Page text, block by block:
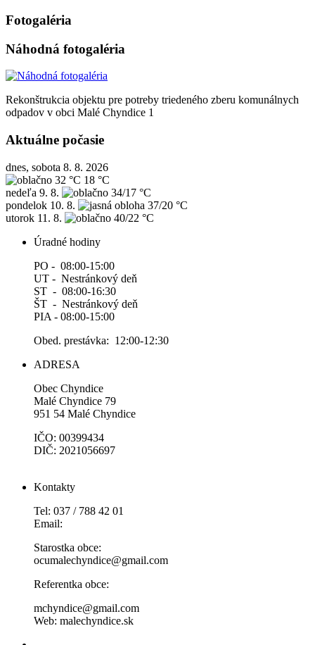
Fotogaléria
Náhodná fotogaléria
Rekonštrukcia objektu pre potreby triedeného zberu komunálnych
odpadov v obci Malé Chyndice 1
Aktuálne počasie
dnes, sobota 8. 8. 2026
32 °C 18 °C
nedeľa 9. 8.
34/17 °C
pondelok 10. 8.
37/20 °C
utorok 11. 8.
40/22 °C
Úradné hodiny
PO - 08:00-15:00
UT - Nestránkový deň
ST - 08:00-16:30
ŠT - Nestránkový deň
PIA - 08:00-15:00
Obed. prestávka: 12:00-12:30
ADRESA
Obec Chyndice
Malé Chyndice 79
951 54 Malé Chyndice
IČO: 00399434
DIČ: 2021056697
Kontakty
Tel: 037 / 788 42 01
Email:
Starostka obce:
ocumalechyndice@gmail.com
Referentka obce:
mchyndice@gmail.com
Web: malechyndice.sk